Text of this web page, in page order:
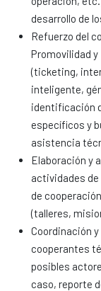
desarrollo de
Refuerzo del
Promovilidad
(ticketing,
inteligente,
identificación
específicos y
asistencia
Elaboración y
actividades
de
(talleres,
Coordinación
cooperantes
posibles
caso, reporte